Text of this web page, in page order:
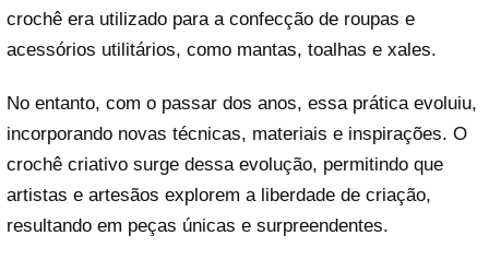
crochê era utilizado para a confecção de roupas e
acessórios utilitários, como mantas, toalhas e xales.
No entanto, com o passar dos anos, essa prática evoluiu,
incorporando novas técnicas, materiais e inspirações. O
crochê criativo surge dessa evolução, permitindo que
artistas e artesãos explorem a liberdade de criação,
resultando em peças únicas e surpreendentes.